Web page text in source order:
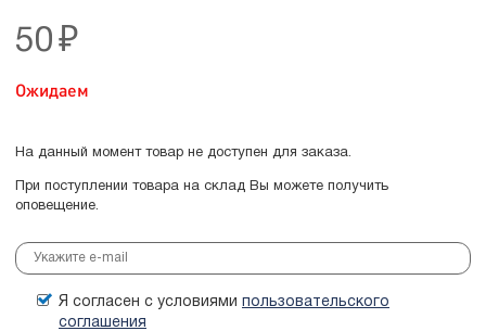
50 ₽
Ожидаем
На данный момент товар не доступен для заказа.
При поступлении товара на склад Вы можете получить
оповещение.
Я согласен с условиями пользовательского
соглашения